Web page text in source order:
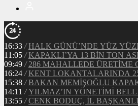
16:33 / HALK GÜNÜ’NDE YÜZ
11:05 / KAPAKLI’YA 13 BİN TON
09:49 / 286 MAHALLEDE ÜRETİME
16:24 / KENT LOKANTALARINDA
15:38 / BAKAN MEMİŞOĞLU
14:11 / YILMAZ’IN YÖNETİMİ
13:55 / CENK BODUÇ, İL